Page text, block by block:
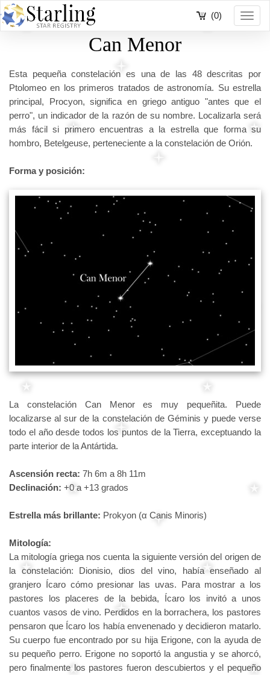
(0)
Can Menor
Esta pequeña constelación es una de las 48 descritas por
Ptolomeo en los primeros tratados de astronomía. Su estrella
principal, Procyon, significa en griego antiguo "antes que el
perro", un indicador de la razón de su nombre. Localizarla será
más fácil si primero encuentras a la estrella que forma su
hombro, Betelgeuse, perteneciente a la constelación de Orión.
Forma y posición:
La constelación Can Menor es muy pequeñita. Puede
localizarse al sur de la constelación de Géminis y puede verse
todo el año desde todos los puntos de la Tierra, exceptuando la
parte interior de la Antártida.
Ascensión recta: 7h 6m a 8h 11m
Declinación: +0 a +13 grados
Estrella más brillante: Prokyon (α Canis Minoris)
Mitología:
La mitología griega nos cuenta la siguiente versión del origen de
la constelación: Dionisio, dios del vino, había enseñado al
granjero Ícaro cómo presionar las uvas. Para mostrar a los
pastores los placeres de la bebida, Ícaro los invitó a unos
cuantos vasos de vino. Perdidos en la borrachera, los pastores
pensaron que Ícaro los había envenenado y decidieron matarlo.
Su cuerpo fue encontrado por su hija Erigone, con la ayuda de
su pequeño perro. Erigone no soportó la angustia y se ahorcó,
pero finalmente los pastores fueron descubiertos y el pequeño